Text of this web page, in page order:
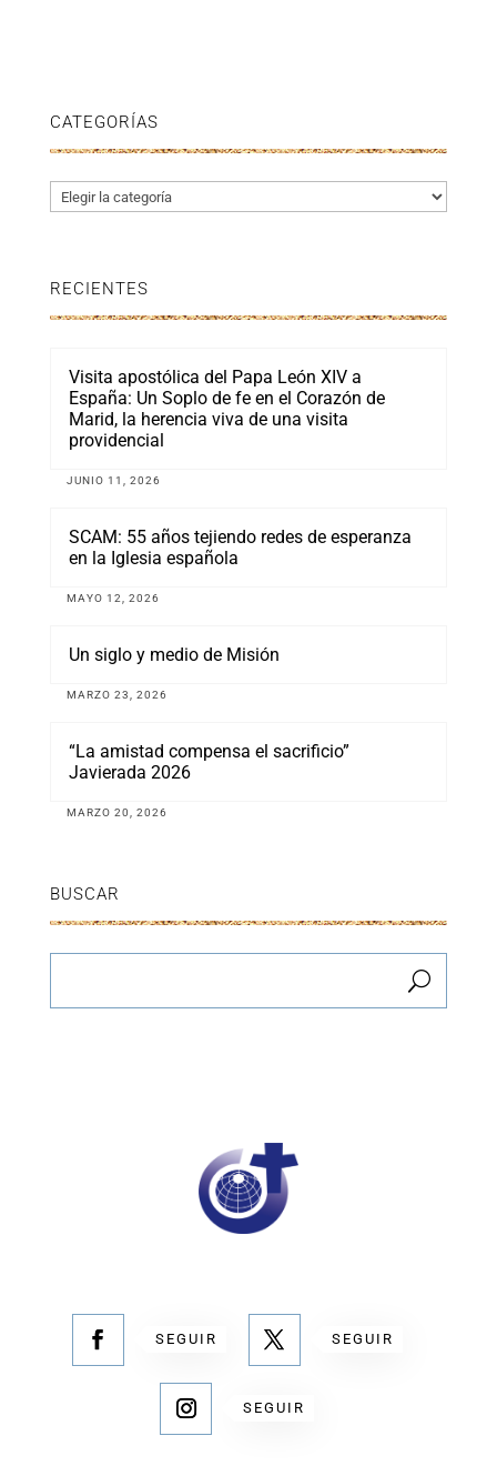
CATEGORÍAS
Categorías
RECIENTES
Visita apostólica del Papa León XIV a
España: Un Soplo de fe en el Corazón de
Marid, la herencia viva de una visita
providencial
JUNIO 11, 2026
SCAM: 55 años tejiendo redes de esperanza
en la Iglesia española
MAYO 12, 2026
Un siglo y medio de Misión
MARZO 23, 2026
“La amistad compensa el sacrificio”
Javierada 2026
MARZO 20, 2026
BUSCAR
SEGUIR SEGUIR
SEGUIR